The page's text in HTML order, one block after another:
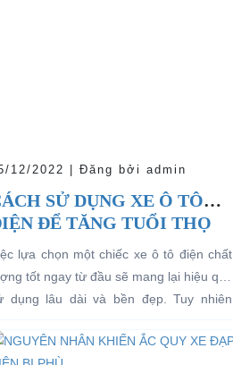
12/2022 | Đăng bởi admin
SỬ DỤNG XE Ô TÔ
ĐỂ TĂNG TUỔI THỌ
XE
lựa chọn một chiếc xe ô tô điện chất
tốt ngay từ đầu sẽ mang lại hiệu quả
dụng lâu dài và bền đẹp. Tuy nhiên